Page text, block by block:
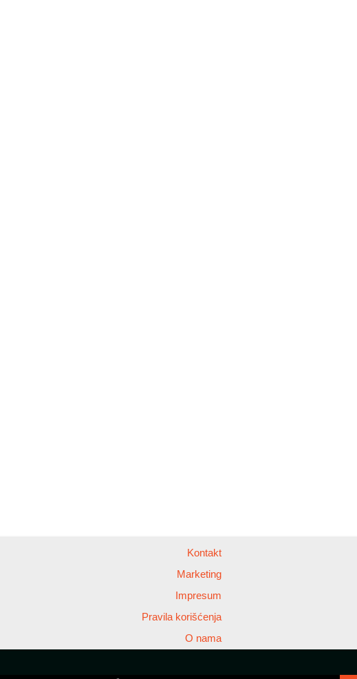
Kontakt
Marketing
Impresum
Pravila korišćenja
O nama